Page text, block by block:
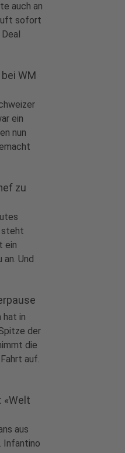
auch an
ruft sofort
WM
ein
nun
zu
steht
ein
Und
hat in
der
die
auf.
«Welt
aus
Infantino